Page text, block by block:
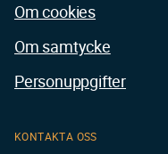
KONTAKTA OSS
Om cookies
Om samtycke
Personuppgifter